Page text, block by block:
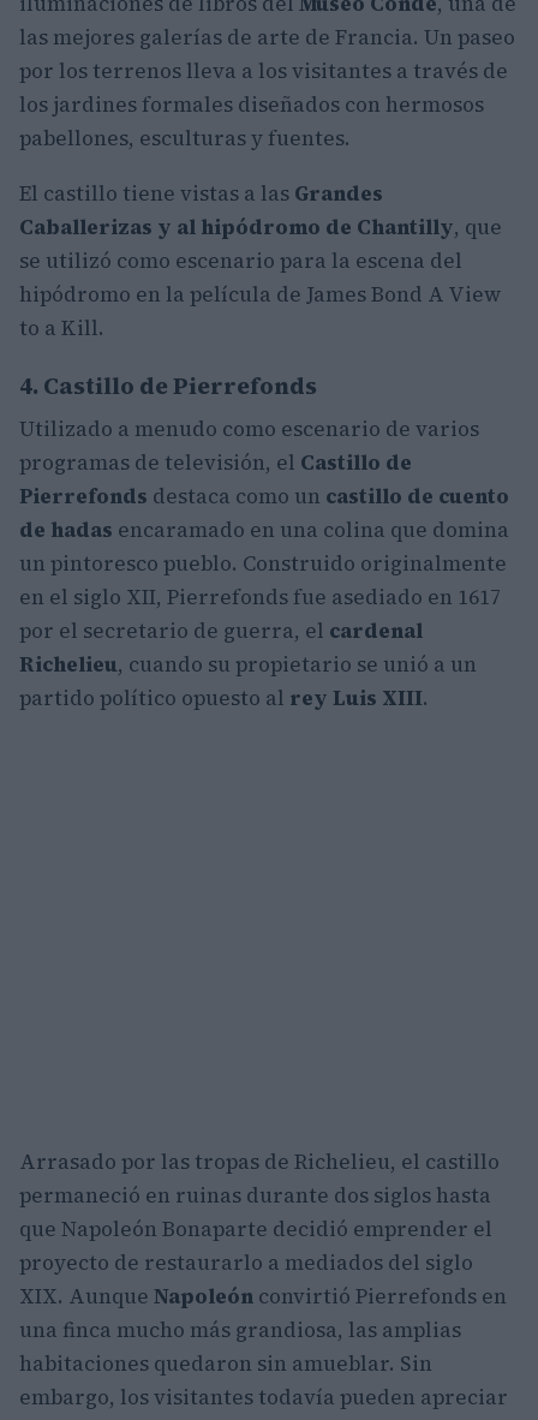
las mejores galerías de arte de Francia. Un paseo
por los terrenos lleva a los visitantes a través de
los jardines formales diseñados con hermosos
pabellones, esculturas y fuentes.
El castillo tiene vistas a las Grandes
Caballerizas y al hipódromo de Chantilly, que
se utilizó como escenario para la escena del
hipódromo en la película de James Bond A View
to a Kill.
4. Castillo de Pierrefonds
Utilizado a menudo como escenario de varios
programas de televisión, el Castillo de
Pierrefonds destaca como un castillo de cuento
de hadas encaramado en una colina que domina
un pintoresco pueblo. Construido originalmente
en el siglo XII, Pierrefonds fue asediado en 1617
por el secretario de guerra, el cardenal
Richelieu, cuando su propietario se unió a un
partido político opuesto al rey Luis XIII.
Arrasado por las tropas de Richelieu, el castillo
permaneció en ruinas durante dos siglos hasta
que Napoleón Bonaparte decidió emprender el
proyecto de restaurarlo a mediados del siglo
XIX. Aunque Napoleón convirtió Pierrefonds en
una finca mucho más grandiosa, las amplias
habitaciones quedaron sin amueblar. Sin
embargo, los visitantes todavía pueden apreciar